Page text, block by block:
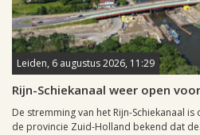
Leiden, 6 augustus 2026, 11:29
Rijn-Schiekanaal weer open
De stremming van het Rijn-Schiekanaal
de provincie Zuid-Holland bekend dat